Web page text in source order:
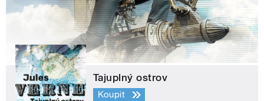
Tajuplný ostrov
Koupit